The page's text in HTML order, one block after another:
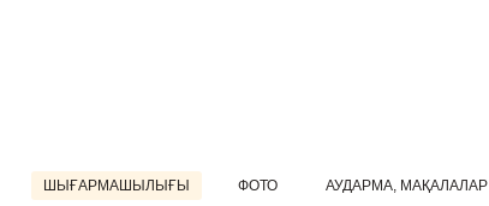
ШЫҒАРМАШЫЛЫҒЫ ФОТО АУДАРМА, МАҚАЛАЛАР